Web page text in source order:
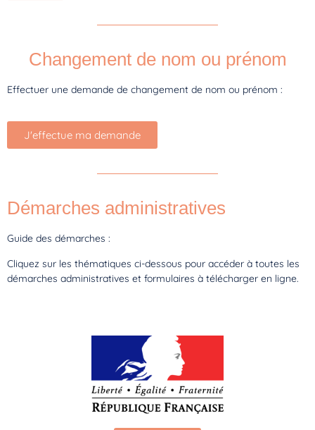
Changement de nom ou prénom
Effectuer une demande de changement de nom ou prénom :
J'effectue ma demande
Démarches administratives
Guide des démarches :
Cliquez sur les thématiques ci-dessous pour accéder à toutes les
démarches administratives et formulaires à télécharger en ligne.